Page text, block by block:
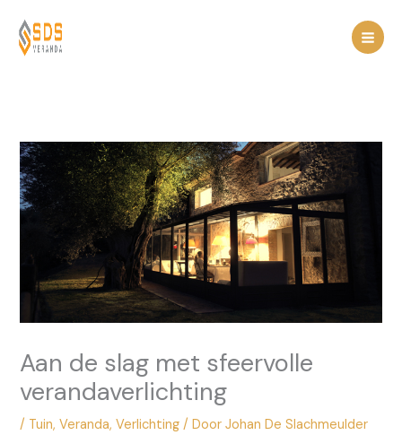
naar
Aan de slag met sfeervolle
verandaverlichting
/ Tuin,Veranda,Verlichting / DoorJohan De Slachmeulder